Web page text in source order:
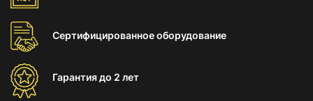
Сертифицированноеоборудование
Гарантиядо 2 лет